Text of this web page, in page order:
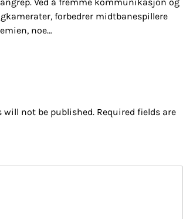
Ved å fremme kommunikasjon og
forbedrer midtbanespillere
noe…
will not be published. Required fields are